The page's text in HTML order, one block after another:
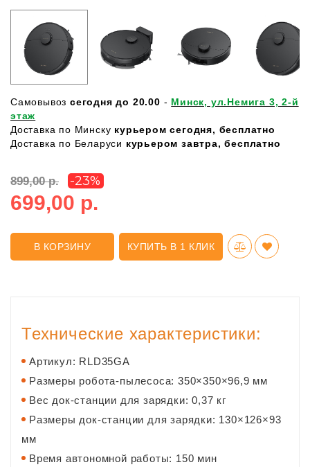
Самовывоз сегодня до 20.00 - Минск, ул.Немига 3, 2-й
этаж
Доставка по Минску курьером сегодня, бесплатно
Доставка по Беларуси курьером завтра,бесплатно
899,00 р. -23%
699,00 р.
В КОРЗИНУ КУПИТЬ В 1 КЛИК
Технические характеристики:
Артикул: RLD35GA
Размеры робота-пылесоса: 350×350×96,9 мм
Вес док-станции для зарядки: 0,37 кг
Размеры док-станции для зарядки: 130×126×93
мм
Время автономной работы: 150 мин